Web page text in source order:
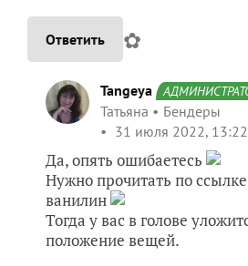
Ответить ✿
Tangeya
Татьяна
Бендеры
31 июля 2022, 13:22
Да, опять ошибаетесь
Нужно прочитать по
ванилин
Тогда у вас в голове
положение вещей.